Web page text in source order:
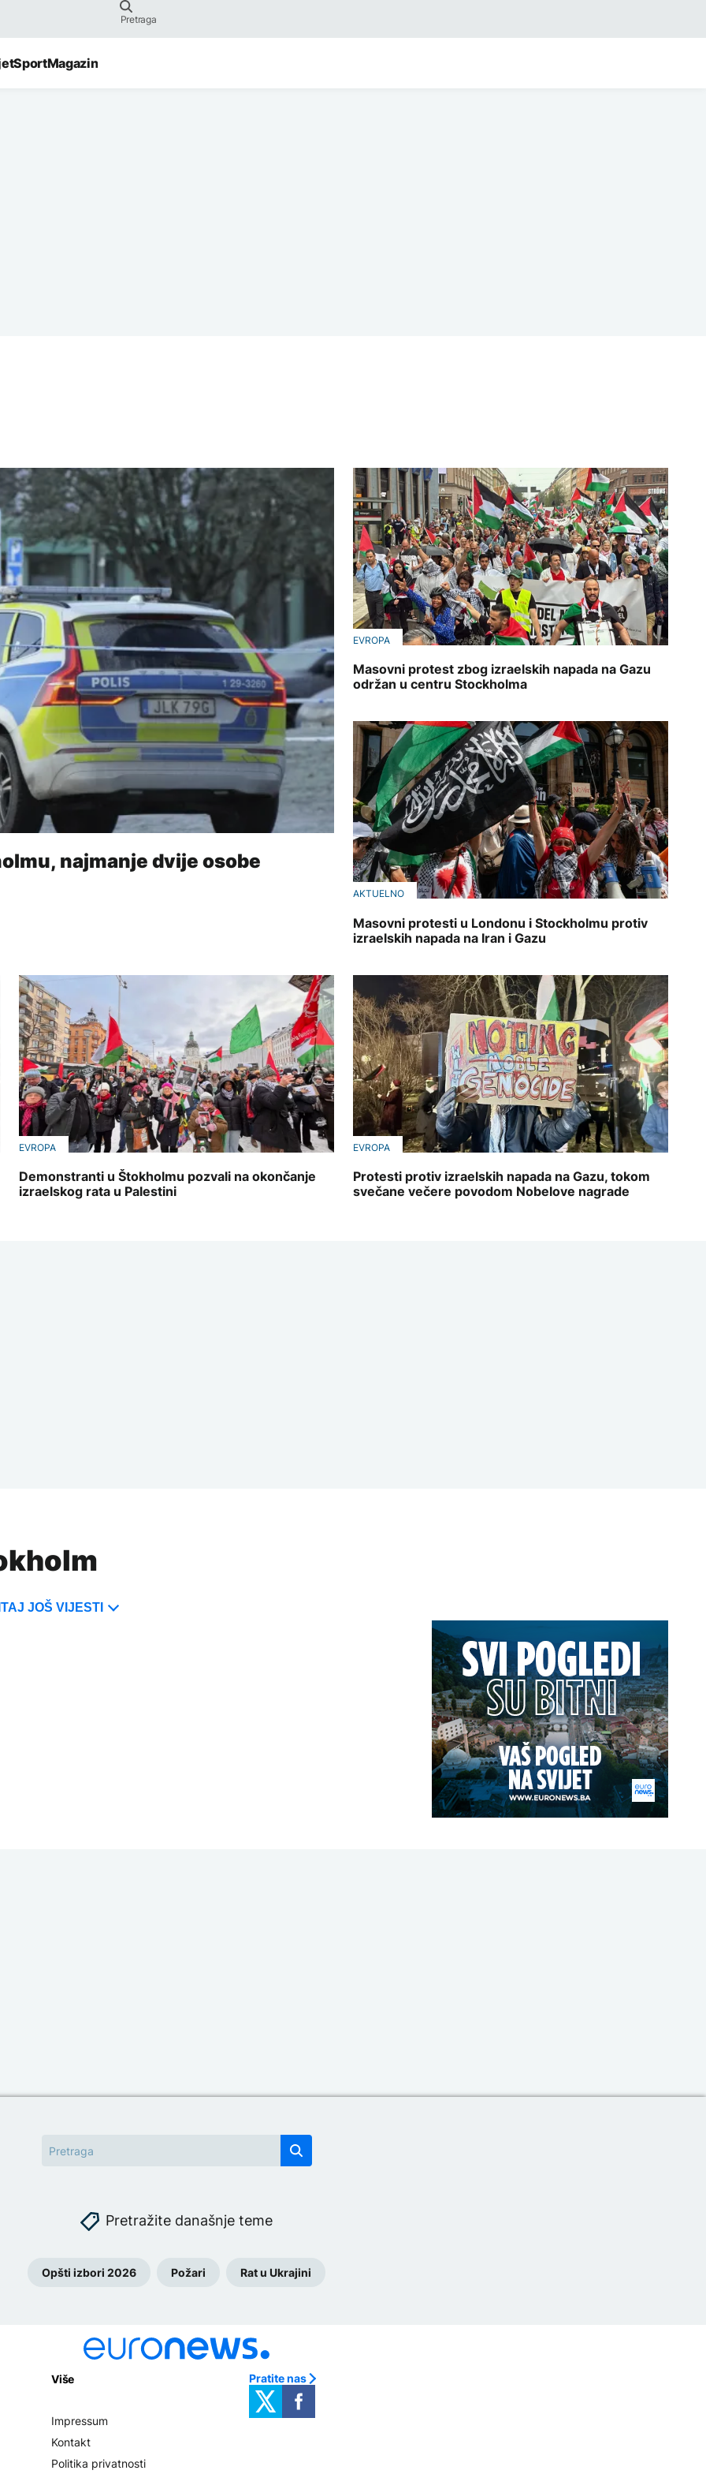
SportMagazin
najmanje dvije osobe
EVROPA
Masovni protest zbog izraelskih napada na Gazu
održan u centru Stockholma
AKTUELNO
Masovni protesti u Londonu i Stockholmu protiv
izraelskih napada na Iran i Gazu
EVROPA
Demonstranti u Štokholmu pozvali na okončanje
izraelskog rata u Palestini
EVROPA
Protesti protiv izraelskih napada na Gazu, tokom
svečane večere povodom Nobelove nagrade
JOŠ VIJESTI
Pretražite današnje teme
Opšti izbori 2026 Požari Rat u Ukrajini
Više
Impressum
Kontakt
Politika privatnosti
Pratite nas